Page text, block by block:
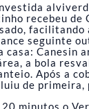
recebeu de
facilitando
seguinte
casa: Canesin
a bola
Após a
de primeira,
minutos o